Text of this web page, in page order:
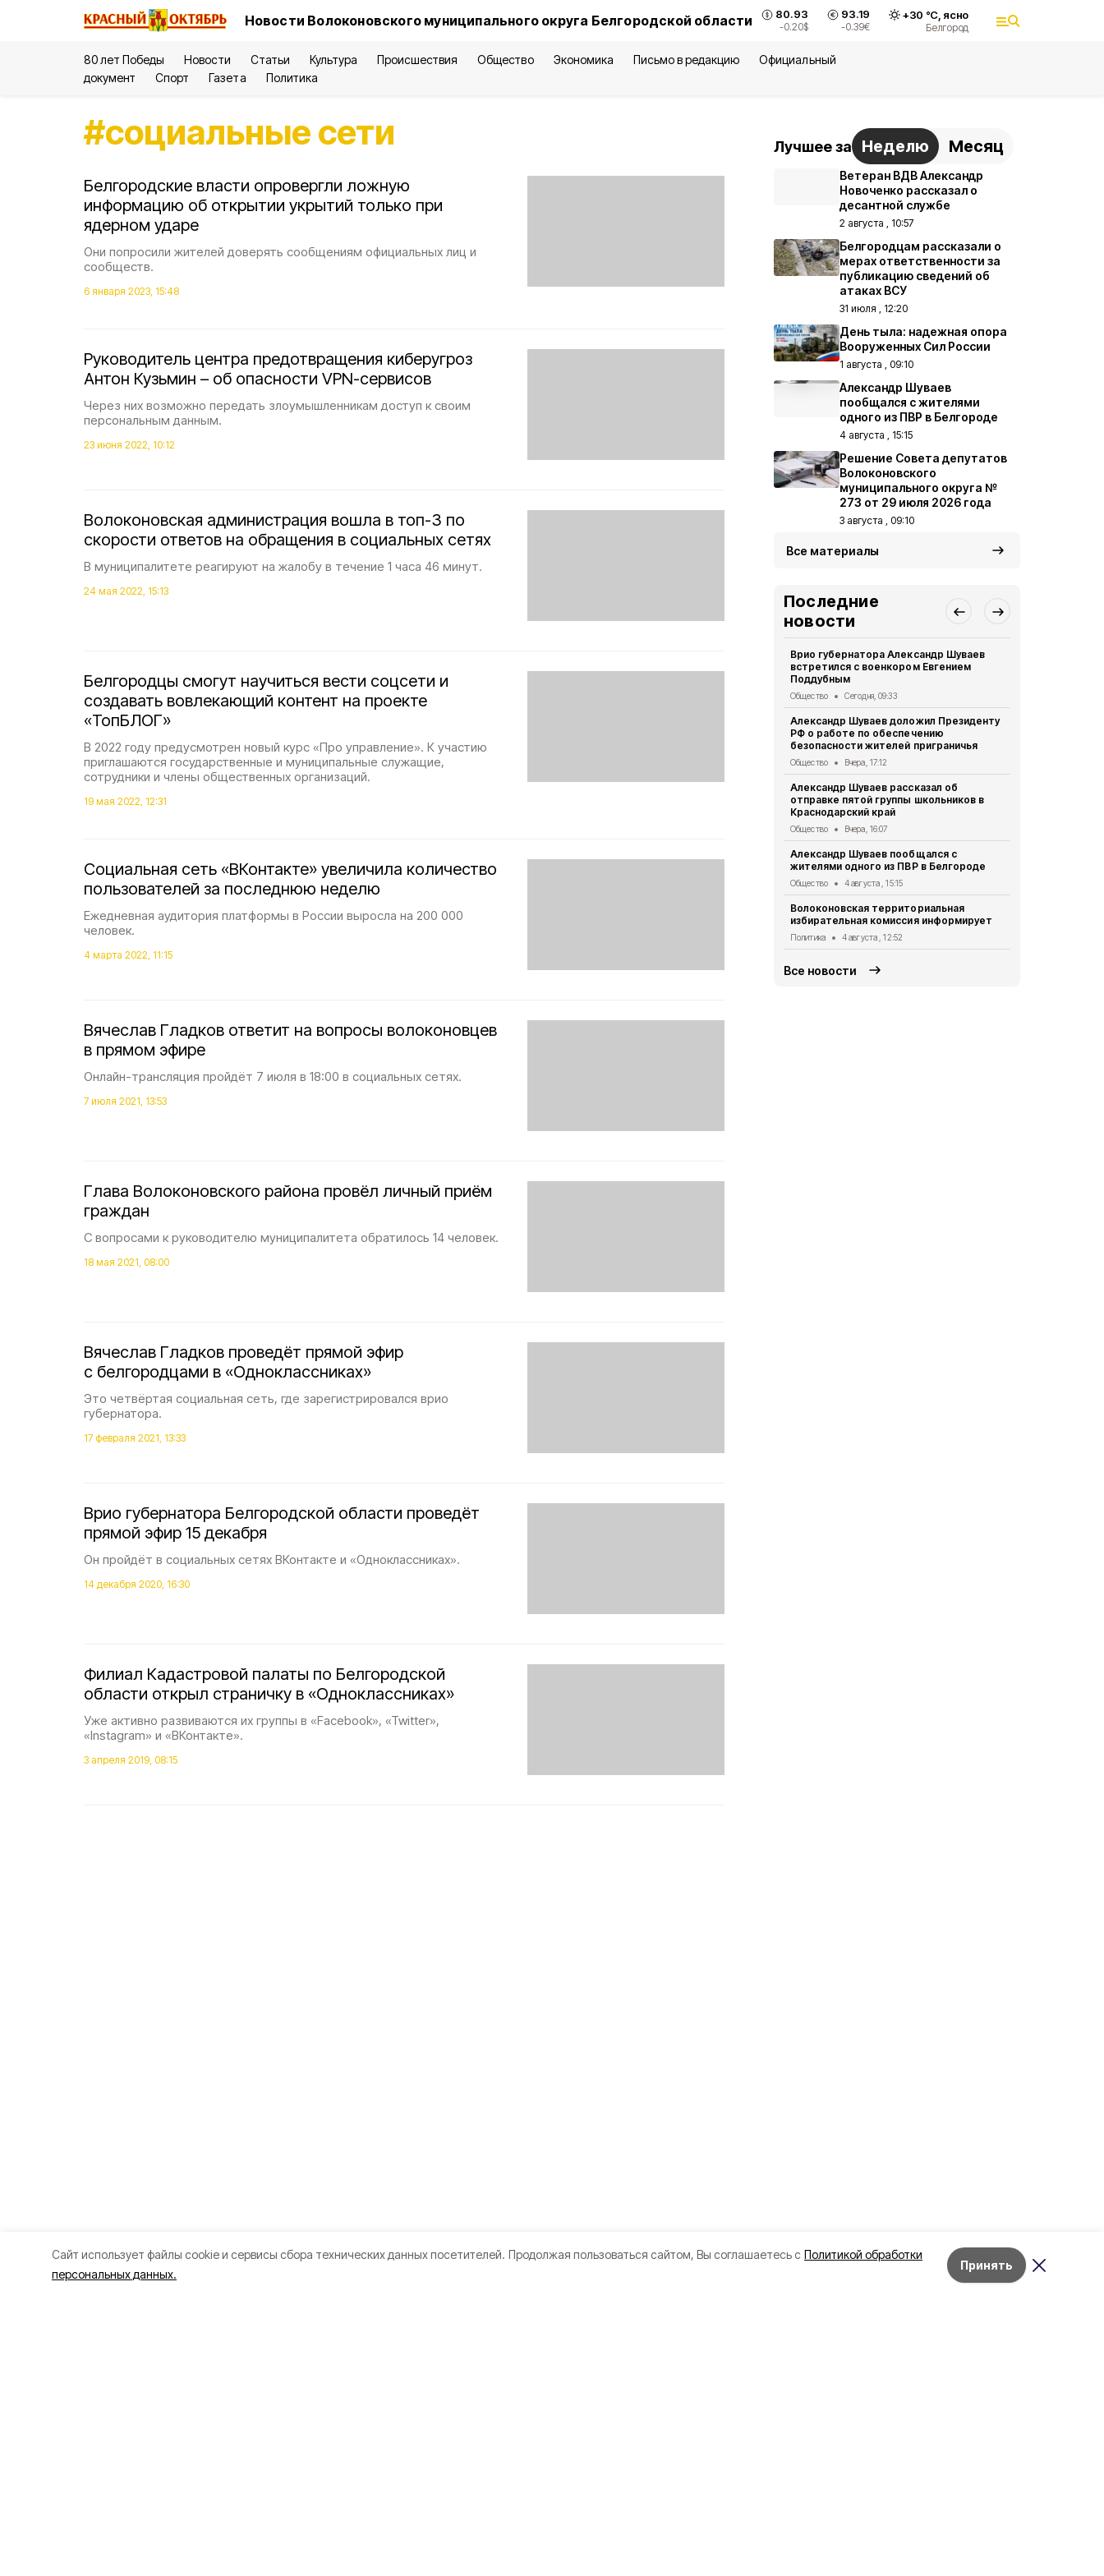
Cайт использует файлы cookie и сервисы сбора технических данных посетителей. Продолжая пользоваться сайтом, Вы соглашаетесь с Политикой обработки
персональных данных.
Принять
Новости Волоконовского муниципального округа Белгородской области 80.93
-0.20$
93.19
-0.39€
+30 °С, ясно
Белгород
80 лет Победы Новости Статьи Культура Происшествия Общество Экономика Письмо в редакцию
Официальный
документ
Спорт Газета Политика
#социальные сети
Белгородские власти опровергли ложную
информацию об открытии укрытий только при
ядерном ударе
Они попросили жителей доверять сообщениям официальных лиц и
сообществ.
6 января 2023, 15:48
Руководитель центра предотвращения киберугроз
Антон Кузьмин – об опасности VPN-сервисов
Через них возможно передать злоумышленникам доступ к своим
персональным данным.
23 июня 2022, 10:12
Волоконовская администрация вошла в топ-3 по
скорости ответов на обращения в социальных сетях
В муниципалитете реагируют на жалобу в течение 1 часа 46 минут.
24 мая 2022, 15:13
Белгородцы смогут научиться вести соцсети и
создавать вовлекающий контент на проекте
«ТопБЛОГ»
В 2022 году предусмотрен новый курс «Про управление». К участию
приглашаются государственные и муниципальные служащие,
сотрудники и члены общественных организаций.
19 мая 2022, 12:31
Социальная сеть «ВКонтакте» увеличила количество
пользователей за последнюю неделю
Ежедневная аудитория платформы в России выросла на 200 000
человек.
4 марта 2022, 11:15
Вячеслав Гладков ответит на вопросы волоконовцев
в прямом эфире
Онлайн-трансляция пройдёт 7 июля в 18:00 в социальных сетях.
7 июля 2021, 13:53
Глава Волоконовского района провёл личный приём
граждан
С вопросами к руководителю муниципалитета обратилось 14 человек.
18 мая 2021, 08:00
Вячеслав Гладков проведёт прямой эфир
с белгородцами в «Одноклассниках»
Это четвёртая социальная сеть, где зарегистрировался врио
губернатора.
17 февраля 2021, 13:33
Врио губернатора Белгородской области проведёт
прямой эфир 15 декабря
Он пройдёт в социальных сетях ВКонтакте и «Одноклассниках».
14 декабря 2020, 16:30
Филиал Кадастровой палаты по Белгородской
области открыл страничку в «Одноклассниках»
Уже активно развиваются их группы в «Facebook», «Twitter»,
«Instagram» и «ВКонтакте».
3 апреля 2019, 08:15
Лучшее за Неделю Месяц
Ветеран ВДВ Александр
Новоченко рассказал о
десантной службе
2 августа , 10:57
Белгородцам рассказали о
мерах ответственности за
публикацию сведений об
атаках ВСУ
31 июля , 12:20
День тыла: надежная опора
Вооруженных Сил России
1 августа , 09:10
Александр Шуваев
пообщался с жителями
одного из ПВР в Белгороде
4 августа , 15:15
Решение Совета депутатов
Волоконовского
муниципального округа №
273 от 29 июля 2026 года
3 августа , 09:10
Все материалы
Последние
новости
Врио губернатора Александр Шуваев
встретился с военкором Евгением
Поддубным
Общество Сегодня, 09:33
Александр Шуваев доложил Президенту
РФ о работе по обеспечению
безопасности жителей приграничья
Общество Вчера, 17:12
Александр Шуваев рассказал об
отправке пятой группы школьников в
Краснодарский край
Общество Вчера, 16:07
Александр Шуваев пообщался с
жителями одного из ПВР в Белгороде
Общество 4 августа , 15:15
Волоконовская территориальная
избирательная комиссия информирует
Политика 4 августа , 12:52
Все новости